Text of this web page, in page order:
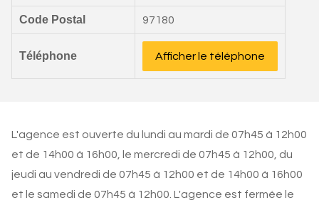
Code Postal 97180
Téléphone Afficher le téléphone
L'agence est ouverte du lundi au mardi de 07h45 à 12h00
et de 14h00 à 16h00, le mercredi de 07h45 à 12h00, du
jeudi au vendredi de 07h45 à 12h00 et de 14h00 à 16h00
et le samedi de 07h45 à 12h00. L'agence est fermée le